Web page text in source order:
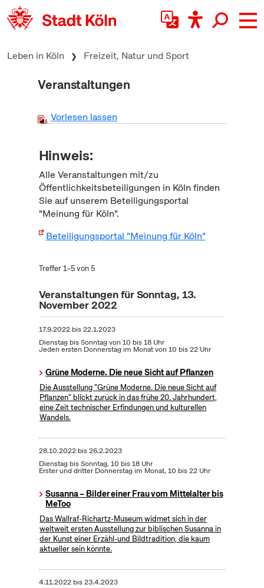
zum Inhalt springen
Leben in Köln Freizeit, Natur und Sport
Veranstaltungen
Vorlesen lassen
Hinweis:
Alle Veranstaltungen mit/zu
Öffentlichkeitsbeteiligungen in Köln finden
Sie auf unserem Beteiligungsportal
"Meinung für Köln".
Beteiligungsportal "Meinung für Köln"
Treffer 1–5 von 5
Veranstaltungen für Sonntag, 13.
November 2022
17.9.2022bis22.1.2023
Dienstag bis Sonntag von 10 bis 18 Uhr
Jeden ersten Donnerstag im Monat von 10 bis 22 Uhr
Grüne Moderne. Die neue Sicht auf Pflanzen
Die Ausstellung "Grüne Moderne. Die neue Sicht auf
Pflanzen" blickt zurück in das frühe 20. Jahrhundert,
eine Zeit technischer Erfindungen und kulturellen
Wandels.
28.10.2022bis26.2.2023
Dienstag bis Sonntag, 10 bis 18 Uhr
Erster und dritter Donnerstag im Monat, 10 bis 22 Uhr
Susanna – Bilder einer Frau vom Mittelalter bis
MeToo
Das Wallraf-Richartz-Museum widmet sich in der
weltweit ersten Ausstellung zur biblischen Susanna in
der Kunst einer Erzähl-und Bildtradition, die kaum
aktueller sein könnte.
4.11.2022bis23.4.2023